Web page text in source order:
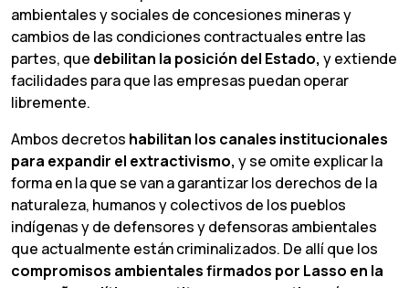
ambientales y sociales de concesiones mineras y
cambios de las condiciones contractuales entre las
partes, que debilitan la posición del Estado, y extiende
facilidades para que las empresas puedan operar
libremente.
Ambos decretos habilitan los canales institucionales
para expandir el extractivismo, y se omite explicar la
forma en la que se van a garantizar los derechos de la
naturaleza, humanos y colectivos de los pueblos
indígenas y de defensores y defensoras ambientales
que actualmente están criminalizados. De allí que los
compromisos ambientales firmados por Lasso en la